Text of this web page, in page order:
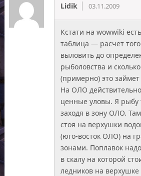
Lidik 03.11.2009
Кстати на wowwiki
таблица — расчет
выловить до
рыболовства и
(примерно) это займет
На ОЛО
ценные уловы. Я
заходя в зону ОЛО.
стоя на верхушки
(юго-восток ОЛО) на
зонами. Поплавок
в скалу на которой
ледников на верхушке